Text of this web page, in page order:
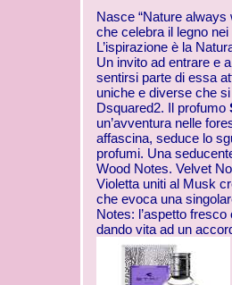
Nasce “Nature always
che celebra il legno
L’ispirazione è la
Un invito ad entrare e
sentirsi parte di essa
uniche e diverse che
Dsquared2. Il profumo
un’avventura nelle
affascina, seduce lo
profumi. Una
Wood Notes. Velvet
Violetta uniti al Musk
che evoca una
Notes: l’aspetto
dando vita ad un